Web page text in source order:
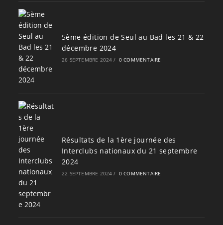
5ème édition de Seul au Bad les 21 & 22
décembre 2024
26 SEPTEMBRE 2024 / 0 COMMENTAIRE
Résultats de la 1ère journée des
Interclubs nationaux du 21 septembre
2024
22 SEPTEMBRE 2024 / 0 COMMENTAIRE